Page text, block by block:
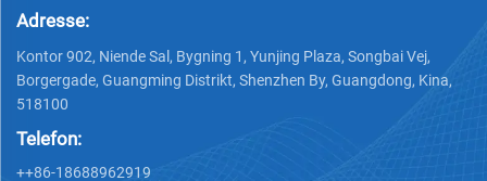
Adresse:
Kontor 902, Niende Sal, Bygning 1, Yunjing Plaza, Songbai Vej,
Borgergade, Guangming Distrikt, Shenzhen By, Guangdong, Kina,
518100
Telefon:
++86-18688962919